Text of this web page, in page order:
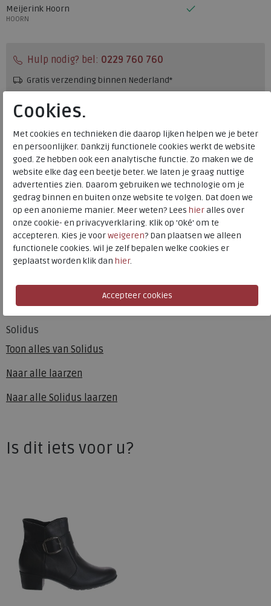
Solidus
Toon alles van Solidus
Naar alle laarzen
Naar alle Solidus laarzen
Meijerink Hoorn
HOORN
Hulp nodig? bel: 0229 760 760
Gratis verzending binnen Nederland*
Altijd retourneren, binnen 1 werkdag terugbetaald
Merk
Solidus
Fabrikantcode
35026-30726
Bestelcode
273.24.000005
Kleur
Materiaal
Velour
Wijdtemaat
k
Hakhoogte
3.50 cm
Is dit iets voor u?
Cookies.
Met cookies en technieken die daarop lijken helpen we je beter
en persoonlijker. Dankzij functionele cookies werkt de website
goed. Ze hebben ook een analytische functie. Zo maken we de
website elke dag een beetje beter. We laten je graag nuttige
advertenties zien. Daarom gebruiken we technologie om je
gedrag binnen en buiten onze website te volgen. Dat doen we
op een anonieme manier. Meer weten? Lees hieralles over
onze cookie- en privacyverklaring. Klik op 'Oké' om te
accepteren. Kies je voorweigeren? Dan plaatsen we alleen
functionele cookies. Wil je zelf bepalen welke cookies er
geplaatst worden klik dan hier.